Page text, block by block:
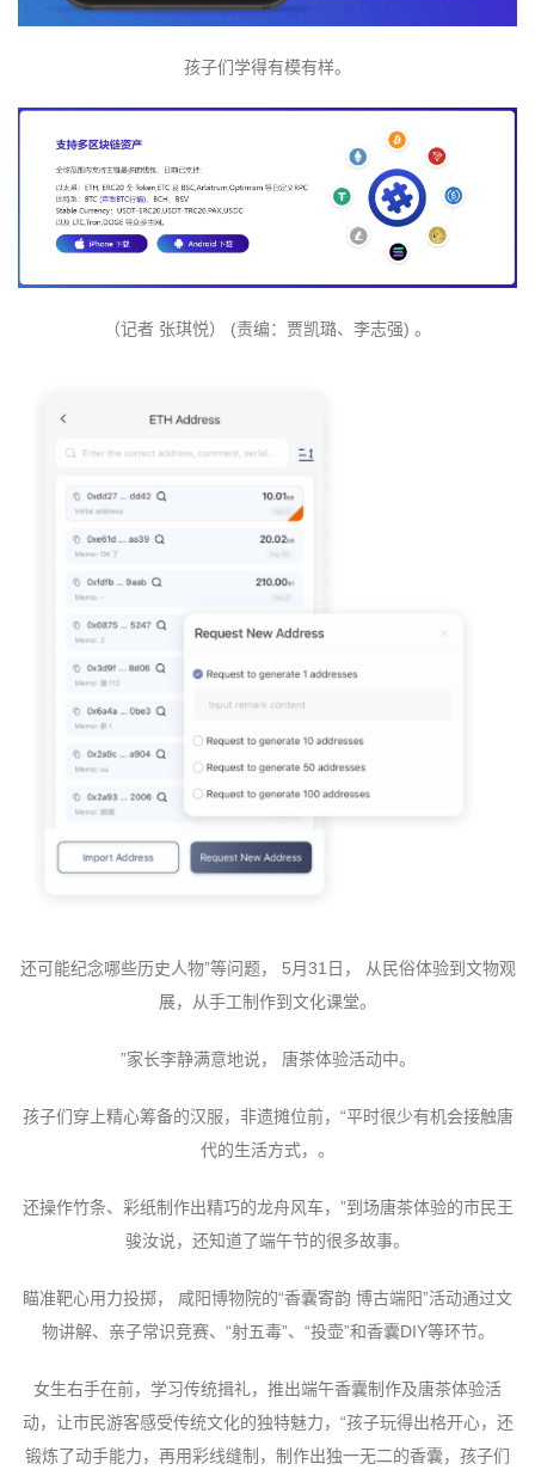
孩子们学得有模有样。
（记者 张琪悦） (责编：贾凯璐、李志强) 。
还可能纪念哪些历史人物”等问题， 5月31日， 从民俗体验到文物观
展，从手工制作到文化课堂。
”家长李静满意地说， 唐茶体验活动中。
孩子们穿上精心筹备的汉服，非遗摊位前，“平时很少有机会接触唐
代的生活方式，。
还操作竹条、彩纸制作出精巧的龙舟风车，”到场唐茶体验的市民王
骏汝说，还知道了端午节的很多故事。
瞄准靶心用力投掷， 咸阳博物院的“香囊寄韵 博古端阳”活动通过文
物讲解、亲子常识竞赛、“射五毒”、“投壶”和香囊DIY等环节。
女生右手在前，学习传统揖礼，推出端午香囊制作及唐茶体验活
动，让市民游客感受传统文化的独特魅力，“孩子玩得出格开心，还
锻炼了动手能力，再用彩线缝制，制作出独一无二的香囊，孩子们